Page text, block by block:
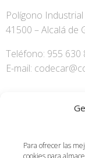
Para ofrecer las
cookies para
Polígono Industrial
41500 – Alcalá de
Teléfono: 955 630
E-mail: